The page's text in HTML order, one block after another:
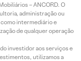
– ANCORD. O
administração ou
intermediário e
de qualquer operação
investidor aos serviços e
utilizamos a